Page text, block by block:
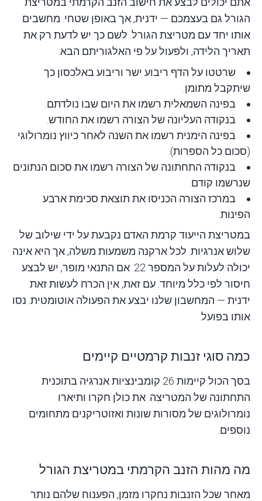
הגורל גם בעצמכם — ידנית, אך באופן שטחי. מחשבים
אותו יחד עם מטריצת הגורל. לשם כך יש לדעת רק את
תאריך הלידה, ולפעול על פי האלגוריתם הבא:
שרטטו על הדף ריבוע ישר וריבוע באלכסון כך
שיתקבל מתומן.
בפינה השמאלית רשמו את היום שבו נולדתם.
בנקודה העליונה של הצורה רשמו את החודש.
בפינה הימנית רשמו את השנה לאחר כיווץ נומרולוגי
(סכום כל הספרות).
בנקודה התחתונה של הצורה רשמו את סכום הנתונים
שנרשמו קודם.
במרכז הצורה הכניסו את תוצאת סכימת ארבע
הפינות.
במטריצת הייעוד קרמת האדם נקבעת על ידי שילוב של
שלוש אנרגיות. לכל ארקנה משמעות משלה, אך היא אינה
יכולה לעלות על המספר 22. אם התנאי מופר, יש לבצע
חיסור לפי כלל מיוחד. עם זאת, אין הכרח לעשות זאת
ידנית — המחשבון שלנו יבצע את הפעולה אוטומטית. נסו
אותו בפועל.
כמה סוגי זנבות קרמטיים קיימים
בסך הכול קיימות 26 קומבינציות אנרגיה בתוכנית
התחתונה של המטריצה. את כולן חקרו ותיארו
נומרולוגים של מסורות שונות ואזוטריקנים מתחומים
נוספים.
מה מהות הזנב הקרמתי במטריצת הגורל
מאחר שכל הזנבות נחקרו מזמן, הפענוח שלהם נותר